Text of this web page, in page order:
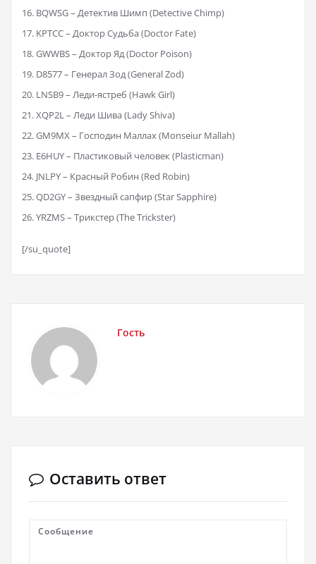
BQWSG – Детектив Шимп (Detective Chimp)
KPTCC – Доктор Судьба (Doctor Fate)
GWWBS – Доктор Яд (Doctor Poison)
D8577 – Генерал Зод (General Zod)
LNSB9 – Леди-ястреб (Hawk Girl)
XQP2L – Леди Шива (Lady Shiva)
GM9MX – Господин Маллах (Monseiur Mallah)
E6HUY – Пластиковый человек (Plasticman)
JNLPY – Красный Робин (Red Robin)
QD2GY – Звездный сапфир (Star Sapphire)
YRZMS – Трикстер (The Trickster)
[/su_quote]
Гость
Оставить ответ